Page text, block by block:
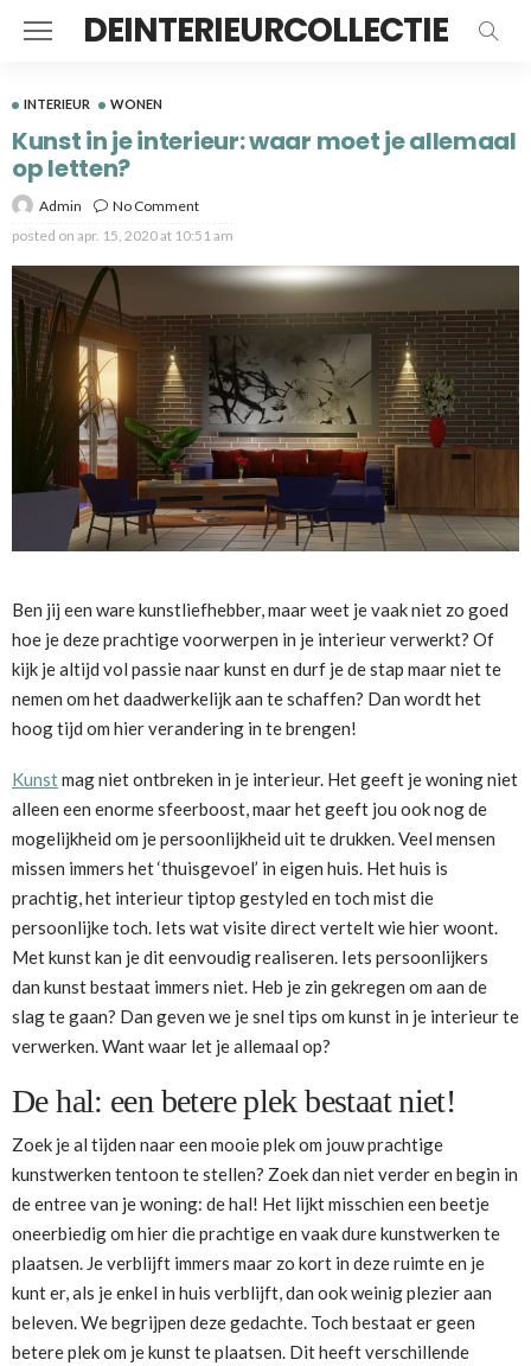
DEINTERIEURCOLLECTIE
INTERIEUR WONEN
Kunst in je interieur: waar moet je allemaal
op letten?
Admin
No Comment
posted on apr. 15, 2020 at 10:51 am
Ben jij een ware kunstliefhebber, maar weet je vaak niet zo goed
hoe je deze prachtige voorwerpen in je interieur verwerkt? Of
kijk je altijd vol passie naar kunst en durf je de stap maar niet te
nemen om het daadwerkelijk aan te schaffen? Dan wordt het
hoog tijd om hier verandering in te brengen!
Kunstmag niet ontbreken in je interieur. Het geeft je woning niet
alleen een enorme sfeerboost, maar het geeft jou ook nog de
mogelijkheid om je persoonlijkheid uit te drukken. Veel mensen
missen immers het ‘thuisgevoel’ in eigen huis. Het huis is
prachtig, het interieur tiptop gestyled en toch mist die
persoonlijke toch. Iets wat visite direct vertelt wie hier woont.
Met kunst kan je dit eenvoudig realiseren. Iets persoonlijkers
dan kunst bestaat immers niet. Heb je zin gekregen om aan de
slag te gaan? Dan geven we je snel tips om kunst in je interieur te
verwerken. Want waar let je allemaal op?
De hal: een betere plek bestaat niet!
Zoek je al tijden naar een mooie plek om jouw prachtige
kunstwerken tentoon te stellen? Zoek dan niet verder en begin in
de entree van je woning: de hal! Het lijkt misschien een beetje
oneerbiedig om hier die prachtige en vaak dure kunstwerken te
plaatsen. Je verblijft immers maar zo kort in deze ruimte en je
kunt er, als je enkel in huis verblijft, dan ook weinig plezier aan
beleven. We begrijpen deze gedachte. Toch bestaat er geen
betere plek om je kunst te plaatsen. Dit heeft verschillende